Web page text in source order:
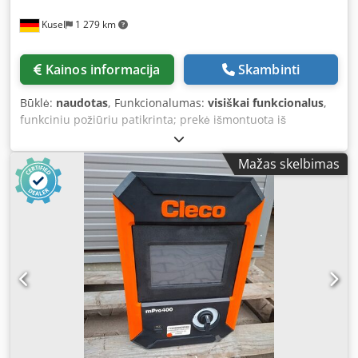
(nustatomas norima ir esama temperatūra) Papildomas
(nuotolinis temperatūros matavimas / reguliavimas)
Automatinis elektroninis uždegimas su liepsnos stebėjimo
degimo kamera su ventiliatoriaus aušinimu Lengvai
pasiekiamas išorinis degalų filtras Važiuoklė su dideliais
ratais ir rankena Nuimamas išmetimo kaminas (skersmuo
150 mm), skirtas tiesioginiam prijungimui prie išmetimo
vamzdžio Techniniai duomenys: Parametras | Vertė
Modelis | APEX BGO-80B (tipas 56217) Šildymo galia | 80
kW / 68 800 kcal/h Kuras | Dyzelinas / šildymo mazutas
Sunaudojimas | 7,5 l/h Tinklo įtampa | 230 V ~ 50 Hz
Ventiliatoriaus variklis | 900 W Oro srautas | 2 000 m³/h
Ventiliatoriaus išleidimo angos skersmuo | 340 mm
Kamino jungtis | Ø150 mm Dodpfezrwapex Aggswa Bako
talpa (vidinė) | 69 l Matmenys (ilgis x plotis x aukštis) |
1330 x 568 x 1028 mm Svoris | 59 kg Pagaminimo data |
2026-01 Apsaugos klasė | IPX4 Išorinis bakas (įskaičiuotas):
Plastiko bakas, 1000 litrų, su talpos indikatoriumi Plieninė
Kusel 1 279 km
Kainos informacija Skambinti
Būklė: naudotas, Funkcionalumas: visiškai funkcionalus,
funkciniu požiūriu patikrinta; prekė išmontuota iš
automobilių pramonės tiekėjo įrenginių Turimas kiekis: >
10 vnt Dwedpszggx Dofx Aggja Gamintojas: Cleco / Apex
Tool Group Tipas: TSE 961446PT Įtampa: 380 V DC Srovė: 2–
10 A DC Darbinė temperatūra: –20 iki +70 °C Drėgmė: 0–90
%, be kondensacijos Atitinkamus varžtų valdiklius taip pat
rasite pas mus!
Mažas skelbimas